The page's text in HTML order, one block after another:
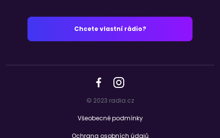
Chcete vlastní rádio?
© 2023 radia.cz
Všeobecné podmínky
Ochrana osobních údajů